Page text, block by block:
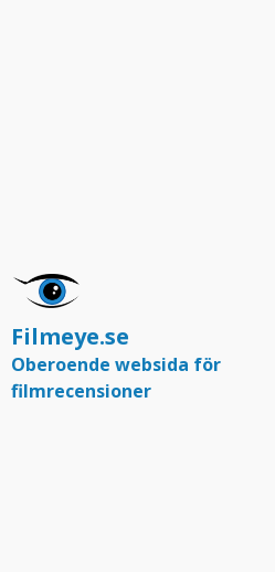
Filmeye.se
Oberoende websida för
filmrecensioner